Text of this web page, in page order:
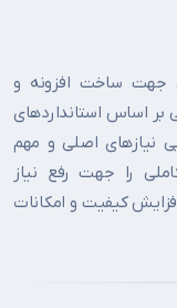
جهت ساخت افزونه و
بر اساس استانداردهای
نیازهای اصلی و مهم
را جهت رفع نیاز
کیفیت و امکانات